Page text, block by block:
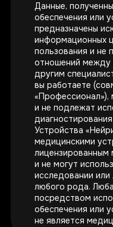
Данные,
обеспечения или
предназначены
информационных
пользования и не
отношений между
другим
вы работаете
«Профессионал»),
и не подлежат
Устройства
медицинскими
и не могут
исследовании или
любого рода.
посредством
обеспечения или
не является
Обратно на
Для бизнеса
Карьера
Инвесторам
Пресс-центр